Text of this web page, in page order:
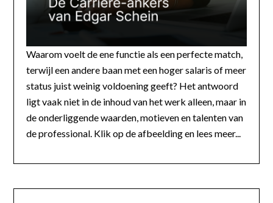
Waarom voelt de ene functie als een perfecte match,
terwijl een andere baan met een hoger salaris of meer
status juist weinig voldoening geeft? Het antwoord
ligt vaak niet in de inhoud van het werk alleen, maar in
de onderliggende waarden, motieven en talenten van
de professional. Klik op de afbeelding en lees meer...